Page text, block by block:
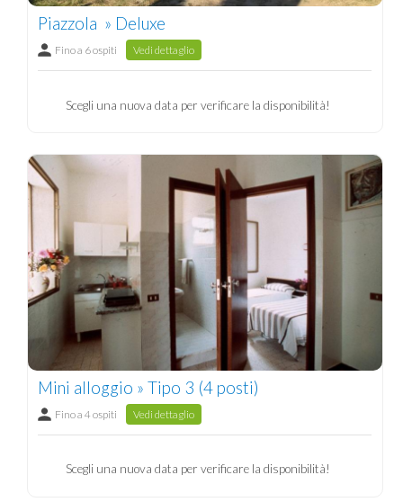
Piazzola » Deluxe
Fino a 6 ospiti Vedi dettaglio
Scegli una nuova data per verificare la disponibilità!
Mini alloggio » Tipo 3 (4 posti)
Fino a 4 ospiti Vedi dettaglio
Scegli una nuova data per verificare la disponibilità!